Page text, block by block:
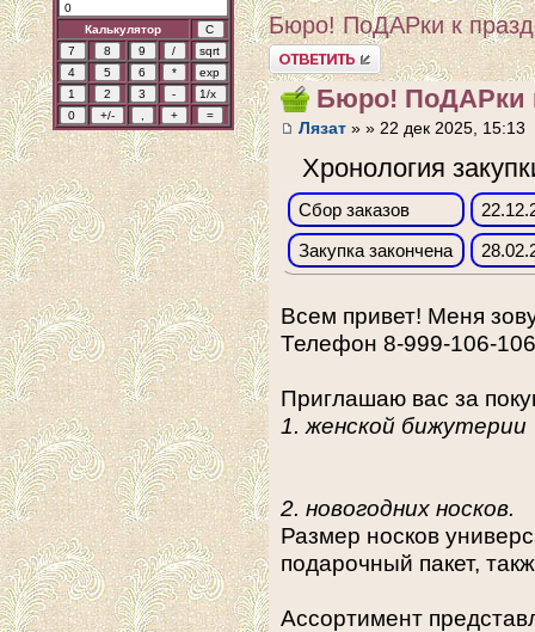
Калькулятор Бюро! ПоДАРки к
Ответить
Бюро! ПоДАРки
Лязат » » 22 дек 2025, 15:13
Хронология
Сбор заказов
Закупка закончена
Всем привет! Меня
Телефон 8-999-106-
Приглашаю вас за
1. женской бижутерии
2. новогодних носков.
Размер носков
подарочный пакет,
Ассортимент